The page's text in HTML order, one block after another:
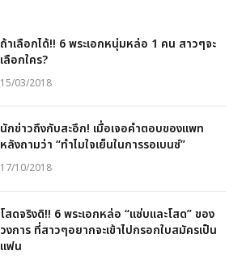
ถ้าเลือกได้!! 6 พระเอกหนุ่มหล่อ 1 คน สาวๆจะ
เลือกใคร?
15/03/2018
นักข่าวถึงกับสะอึก! เมื่อเจอคำตอบของแพท
หลังถามว่า “ทำไมใจเย็นในการรอเบนซ์”
17/10/2018
โสดจริงดิ!! 6 พระเอกหล่อ “แซ่บและโสด” ของ
วงการ ที่สาวๆอยากจะเข้าไปกรอกใบสมัครเป็น
แฟน